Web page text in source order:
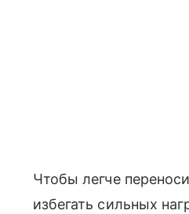
Чтобы легче
избегать сильных